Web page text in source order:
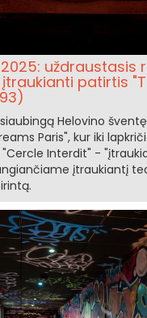
uždraustasis
patirtis
Helovino
Paris", kur iki
Interdit" -
įtraukiantį